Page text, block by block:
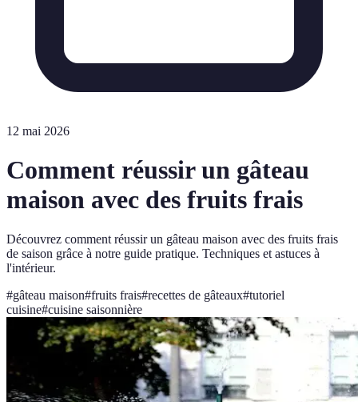
12 mai 2026
Comment réussir un gâteau
maison avec des fruits frais
Découvrez comment réussir un gâteau maison avec des fruits frais
de saison grâce à notre guide pratique. Techniques et astuces à
l'intérieur.
#gâteau maison#fruits frais#recettes de gâteaux#tutoriel
cuisine#cuisine saisonnière